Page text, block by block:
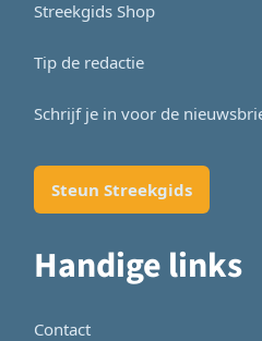
Streekgids Shop
Tip de redactie
Schrijf je in voor de
Steun Streekgids
Handige links
Contact